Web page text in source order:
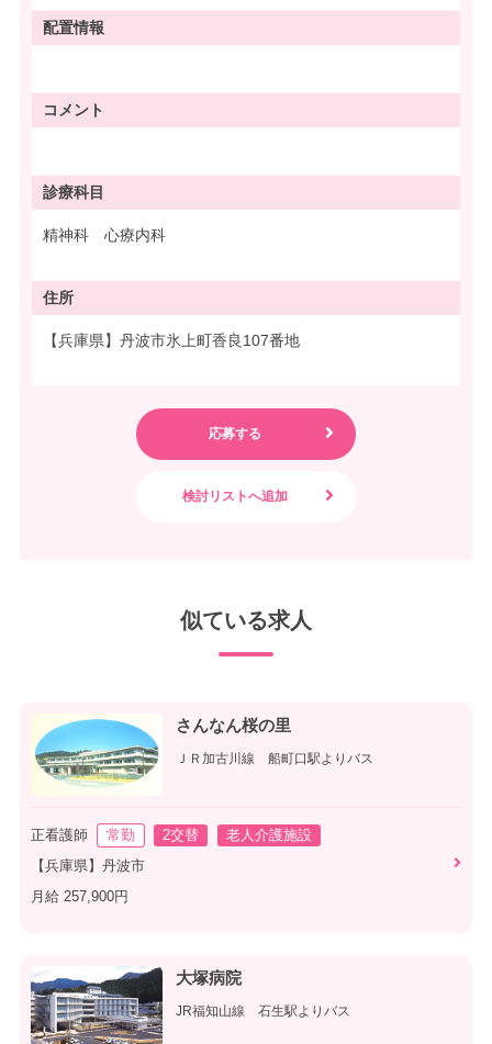
配置情報
コメント
診療科目
精神科 心療内科
住所
【兵庫県】丹波市氷上町香良107番地
似ている求人
さんなん桜の里
ＪＲ加古川線 船町口駅よりバス
正看護師 常勤 2交替
老人介護施設
【兵庫県】丹波市
月給 257,900円
大塚病院
JR福知山線 石生駅よりバス